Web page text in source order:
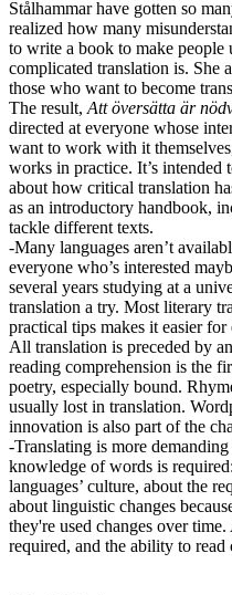
Stålhammar have gotten so
realized how many
to write a book to make people
complicated translation is. She
those who want to become
The result, Att översätta är
directed at everyone whose
want to work with it
works in practice. It’s intended
about how critical translation
as an introductory handbook,
tackle different texts.
-Many languages aren’t
everyone who’s interested
several years studying at a
translation a try. Most literary
practical tips makes it easier
All translation is preceded by
reading comprehension is the
poetry, especially bound.
usually lost in translation.
innovation is also part of the
-Translating is more
knowledge of words is
languages’ culture, about the
about linguistic changes
they're used changes over
required, and the ability to